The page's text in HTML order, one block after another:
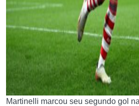
Martinelli marcou seu segundo gol